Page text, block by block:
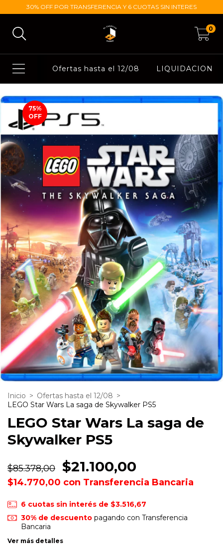
30% OFF POR TRANSFERENCIA Y 6 CUOTAS SIN INTERES
0
Ofertas hasta el 12/08 LIQUIDACION
75%
OFF
Inicio > Ofertas hasta el 12/08 >
LEGO Star Wars La saga de Skywalker PS5
LEGO Star Wars La saga de
Skywalker PS5
$85.378,00 $21.100,00
$14.770,00 con Transferencia Bancaria
6 cuotas sin interés de $3.516,67
30% de descuentopagando con Transferencia
Bancaria
Ver más detalles